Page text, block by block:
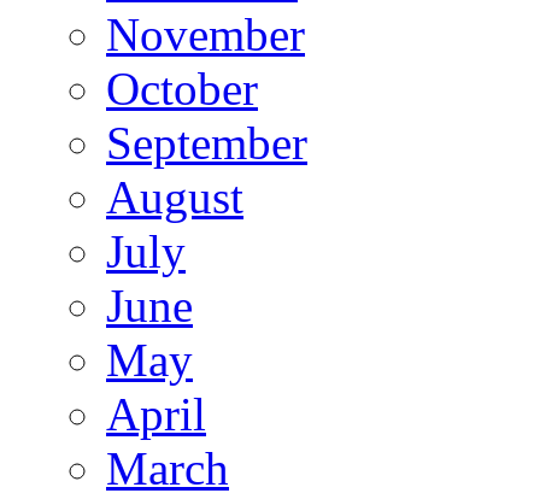
November
October
September
August
July
June
May
April
March